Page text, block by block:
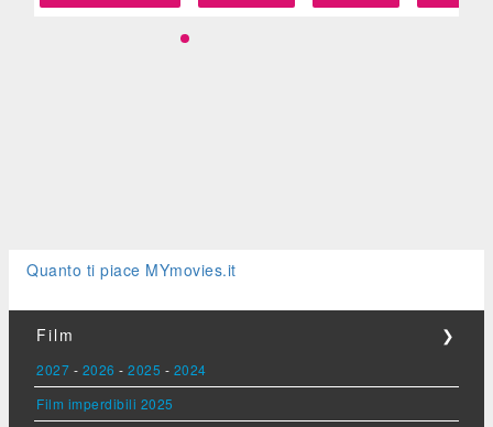
Quanto ti piace MYmovies.it
Film ❯
2027 - 2026 - 2025 - 2024
Film imperdibili 2025